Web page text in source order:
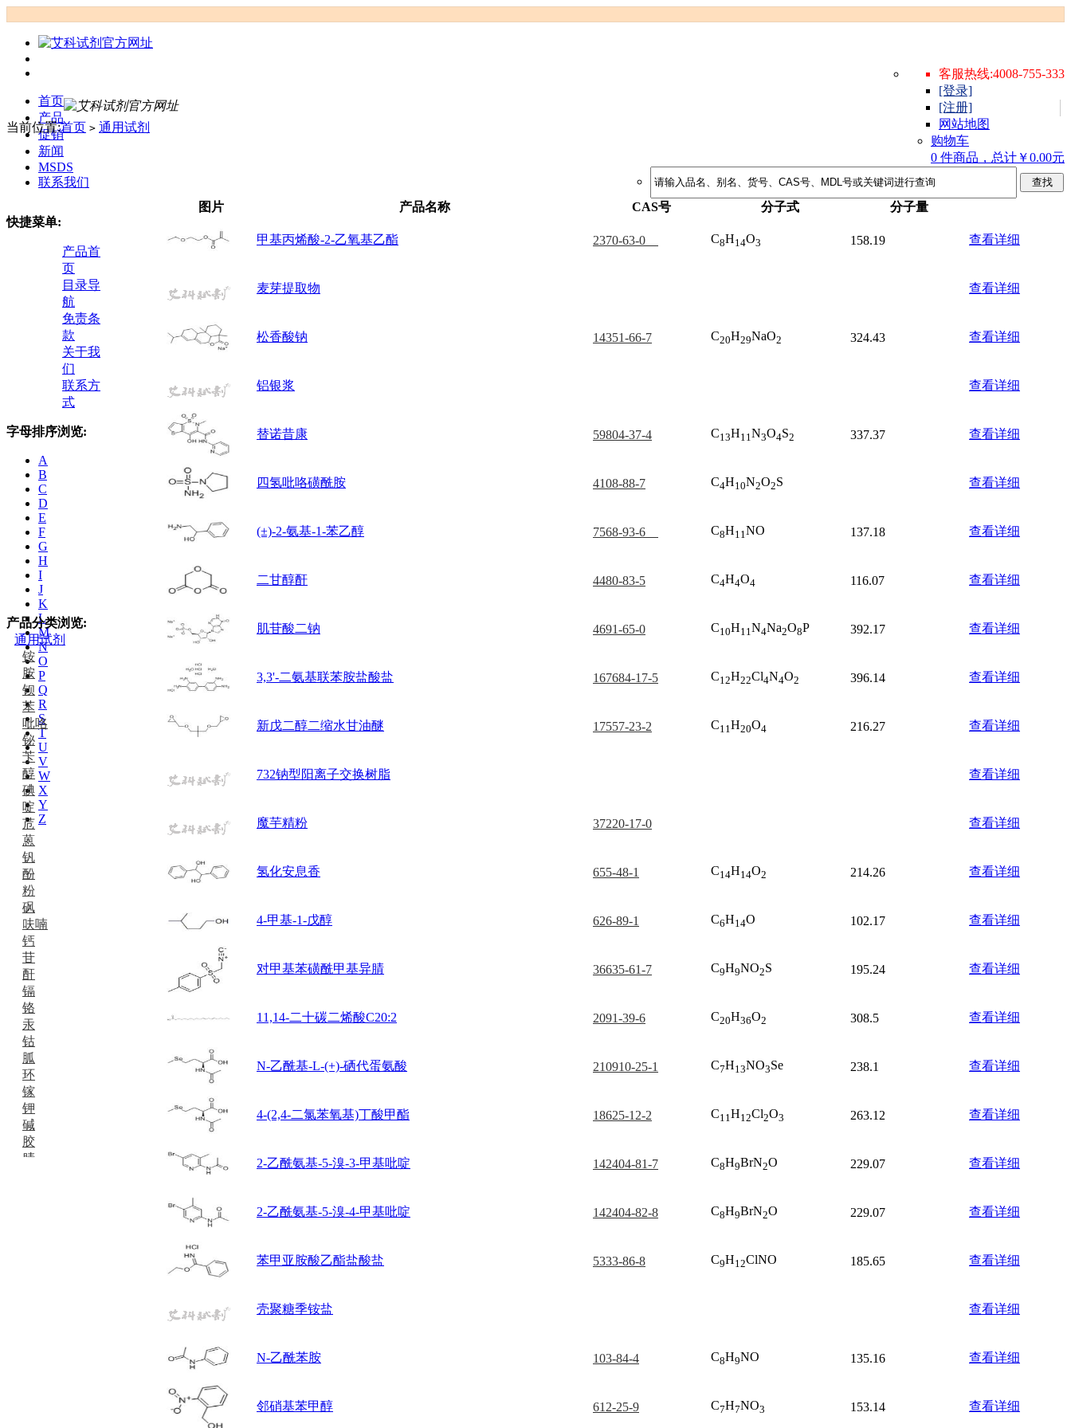
客服热线:4008-755-333
[登录]
[注册]
网站地图
购物车
0 件商品，总计￥0.00元
首页
产品
促销
新闻
MSDS
联系我们
当前位置:首页 > 通用试剂
快捷菜单:
产品首
页
目录导
航
免责条
款
关于我
们
联系方
式
字母排序浏览:
A
B
C
D
E
F
G
H
I
J
K
L
M
N
O
P
Q
R
S
T
U
V
W
X
Y
Z
产品分类浏览:
通用试剂
铵
胺
钡
苯
吡咯
铋
苄
醇
碘
啶
苊
蒽
钒
酚
粉
砜
呋喃
钙
苷
酐
镉
铬
汞
钴
胍
环
镓
钾
碱
胶
腈
图片 产品名称 CAS号 分子式 分子量
甲基丙烯酸-2-乙氧基乙酯 2370-63-0 C8H14O3 158.19 查看详细
麦芽提取物 查看详细
松香酸钠 14351-66-7 C20H29NaO2 324.43 查看详细
铝银浆 查看详细
替诺昔康 59804-37-4 C13H11N3O4S2 337.37 查看详细
四氢吡咯磺酰胺 4108-88-7 C4H10N2O2S 查看详细
(±)-2-氨基-1-苯乙醇 7568-93-6 C8H11NO 137.18 查看详细
二甘醇酐 4480-83-5 C4H4O4 116.07 查看详细
肌苷酸二钠 4691-65-0 C10H11N4Na2O8P 392.17 查看详细
3,3'-二氨基联苯胺盐酸盐 167684-17-5 C12H22Cl4N4O2 396.14 查看详细
新戊二醇二缩水甘油醚 17557-23-2 C11H20O4 216.27 查看详细
732钠型阳离子交换树脂 查看详细
魔芋精粉 37220-17-0 查看详细
氢化安息香 655-48-1 C14H14O2 214.26 查看详细
4-甲基-1-戊醇 626-89-1 C6H14O 102.17 查看详细
对甲基苯磺酰甲基异腈 36635-61-7 C9H9NO2S 195.24 查看详细
11,14-二十碳二烯酸C20:2 2091-39-6 C20H36O2 308.5 查看详细
N-乙酰基-L-(+)-硒代蛋氨酸 210910-25-1 C7H13NO3Se 238.1 查看详细
4-(2,4-二氯苯氧基)丁酸甲酯 18625-12-2 C11H12Cl2O3 263.12 查看详细
2-乙酰氨基-5-溴-3-甲基吡啶 142404-81-7 C8H9BrN2O 229.07 查看详细
2-乙酰氨基-5-溴-4-甲基吡啶 142404-82-8 C8H9BrN2O 229.07 查看详细
苯甲亚胺酸乙酯盐酸盐 5333-86-8 C9H12ClNO 185.65 查看详细
壳聚糖季铵盐 查看详细
N-乙酰苯胺 103-84-4 C8H9NO 135.16 查看详细
邻硝基苯甲醇 612-25-9 C7H7NO3 153.14 查看详细